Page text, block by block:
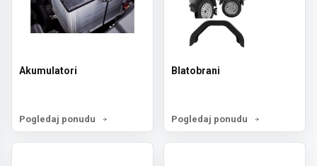
Akumulatori
Pogledaj ponudu
Blatobrani
Pogledaj ponudu